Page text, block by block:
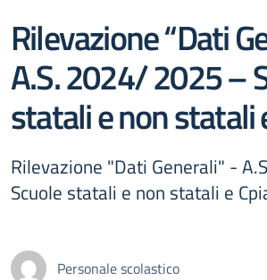
Rilevazione “Dati
A.S. 2024/ 2025 –
statali e non statali
Rilevazione "Dati Generali" -
Scuole statali e non statali e
Personale scolastico